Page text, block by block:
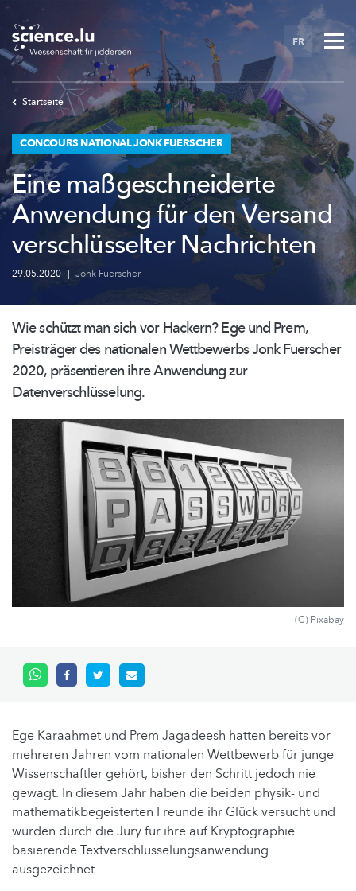
Skip
main
content
FR
Startseite
CONCOURS NATIONAL JONK FUERSCHER
Eine maßgeschneiderte
Anwendung für den Versand
verschlüsselter Nachrichten
29.05.2020 | Jonk Fuerscher
Wie schützt man sich vor Hackern? Ege und Prem,
Preisträger des nationalen Wettbewerbs Jonk Fuerscher
2020, präsentieren ihre Anwendung zur
Datenverschlüsselung.
(C) Pixabay
Ege Karaahmet und Prem Jagadeesh hatten bereits vor
mehreren Jahren vom nationalen Wettbewerb für junge
Wissenschaftler gehört, bisher den Schritt jedoch nie
gewagt. In diesem Jahr haben die beiden physik- und
mathematikbegeisterten Freunde ihr Glück versucht und
wurden durch die Jury für ihre auf Kryptographie
basierende Textverschlüsselungsanwendung
ausgezeichnet.